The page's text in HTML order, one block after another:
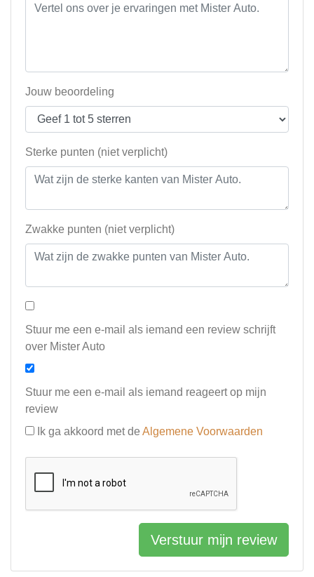
Jouw beoordeling
Sterke punten (niet verplicht)
Zwakke punten (niet verplicht)
Stuur me een e-mail als iemand een review schrijft
over Mister Auto
Stuur me een e-mail als iemand reageert op mijn
review
Ik ga akkoord met de Algemene Voorwaarden
Verstuur mijn review